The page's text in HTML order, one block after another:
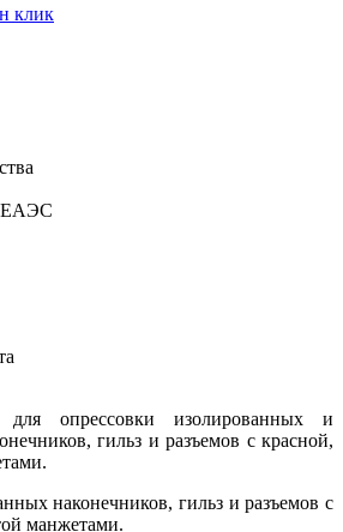
клик
ЕАЭС
опрессовки изолированных и
гильз и разъемов с красной,
наконечников, гильз и разъемов с
манжетами.